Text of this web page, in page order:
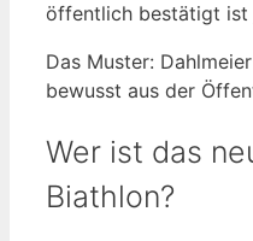
öffentlich bestätigt ist
Das Muster:
bewusst aus der
Wer ist das
Biathlon?